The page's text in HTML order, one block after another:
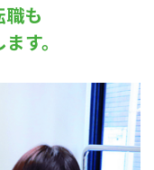
も
す。